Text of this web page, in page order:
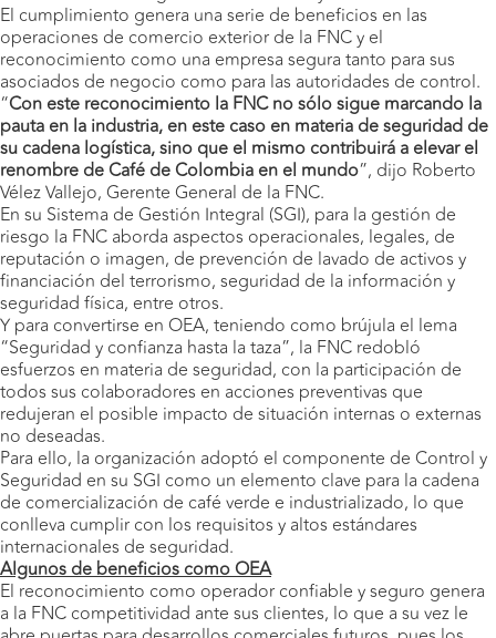
El cumplimiento genera una serie de beneficios en las
operaciones de comercio exterior de la FNC y el
reconocimiento como una empresa segura tanto para sus
asociados de negocio como para las autoridades de control.
“Con este reconocimiento la FNC no sólo sigue marcando la
pauta en la industria, en este caso en materia de seguridad de
su cadena logística, sino que el mismo contribuirá a elevar el
renombre de Café de Colombia en el mundo”, dijo Roberto
Vélez Vallejo, Gerente General de la FNC.
En su Sistema de Gestión Integral (SGI), para la gestión de
riesgo la FNC aborda aspectos operacionales, legales, de
reputación o imagen, de prevención de lavado de activos y
financiación del terrorismo, seguridad de la información y
seguridad física, entre otros.
Y para convertirse en OEA, teniendo como brújula el lema
“Seguridad y confianza hasta la taza”, la FNC redobló
esfuerzos en materia de seguridad, con la participación de
todos sus colaboradores en acciones preventivas que
redujeran el posible impacto de situación internas o externas
no deseadas.
Para ello, la organización adoptó el componente de Control y
Seguridad en su SGI como un elemento clave para la cadena
de comercialización de café verde e industrializado, lo que
conlleva cumplir con los requisitos y altos estándares
internacionales de seguridad.
Algunos de beneficios como OEA
El reconocimiento como operador confiable y seguro genera
a la FNC competitividad ante sus clientes, lo que a su vez le